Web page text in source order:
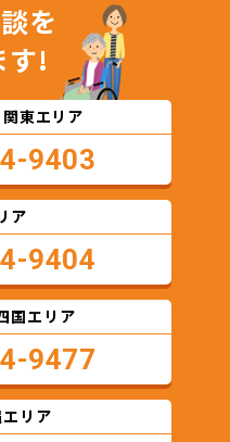
を
す!
東エリア
9403
ア
9404
国エリア
9477
リア